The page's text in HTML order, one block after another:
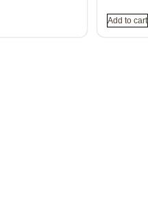
Add to cart